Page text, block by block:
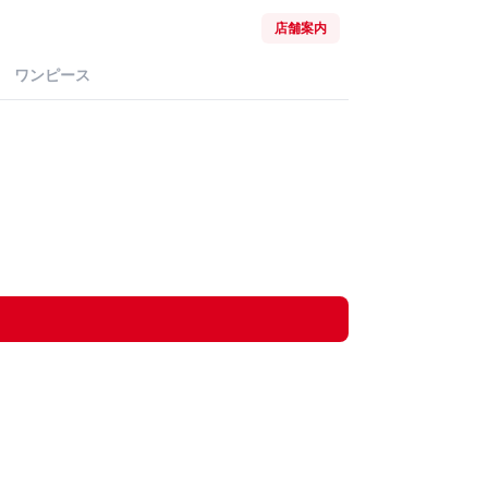
店舗案内
ワンピース